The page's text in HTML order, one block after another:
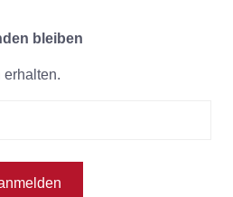
bleiben
erhalten.